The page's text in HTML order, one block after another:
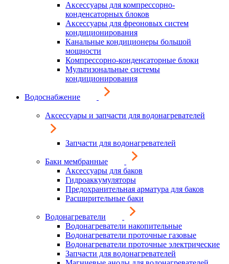
Аксессуары для компрессорно-
конденсаторных блоков
Аксессуары для фреоновых систем
кондиционирования
Канальные кондиционеры большой
мощности
Компрессорно-конденсаторные блоки
Мультизональные системы
кондиционирования
Водоснабжение
Аксессуары и запчасти для водонагревателей
Запчасти для водонагревателей
Баки мембранные
Аксессуары для баков
Гидроаккумуляторы
Предохранительная арматура для баков
Расширительные баки
Водонагреватели
Водонагреватели накопительные
Водонагреватели проточные газовые
Водонагреватели проточные электрические
Запчасти для водонагревателей